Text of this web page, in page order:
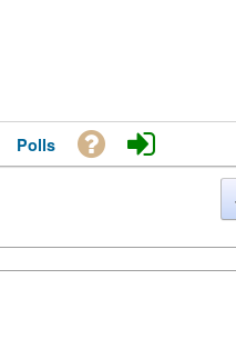
Polls